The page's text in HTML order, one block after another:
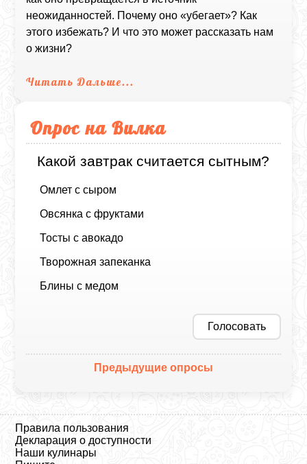
неожиданностей. Почему оно «убегает»? Как
этого избежать? И что это может рассказать нам
о жизни?
Читать Дальше...
Опрос на Вилка
Какой завтрак считается сытным?
Омлет с сыром
Овсянка с фруктами
Тосты с авокадо
Творожная запеканка
Блины с медом
Голосовать
Предыдущие опросы
Правила пользования
Декларация о доступности
Наши кулинары